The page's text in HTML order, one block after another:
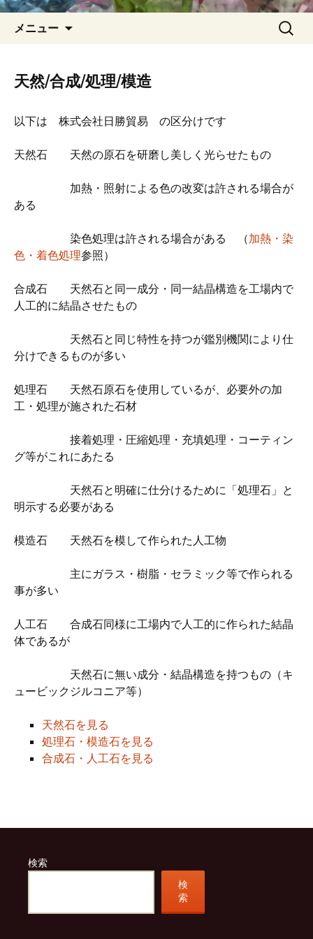
メニュー
ン
ツ
ス
ッ
検
索:
天然/合成/処理/模造
以下は 株式会社日勝貿易 の区分けです
天然石 天然の原石を研磨し美しく光らせたもの
加熱・照射による色の改変は許される場合が
ある
染色処理は許される場合がある （加熱・染
色・着色処理参照）
合成石 天然石と同一成分・同一結晶構造を工場内で
人工的に結晶させたもの
天然石と同じ特性を持つが鑑別機関により仕
分けできるものが多い
処理石 天然石原石を使用しているが、必要外の加
工・処理が施された石材
接着処理・圧縮処理・充填処理・コーティン
グ等がこれにあたる
天然石と明確に仕分けるために「処理石」と
明示する必要がある
模造石 天然石を模して作られた人工物
主にガラス・樹脂・セラミック等で作られる
事が多い
人工石 合成石同様に工場内で人工的に作られた結晶
体であるが
天然石に無い成分・結晶構造を持つもの（キ
ュービックジルコニア等）
天然石を見る
処理石・模造石を見る
合成石・人工石を見る
検索
検
索